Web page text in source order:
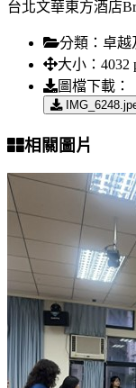
台北文華東方酒店
分類： 卓越
大小： 4032
圖檔下載：
相關圖片